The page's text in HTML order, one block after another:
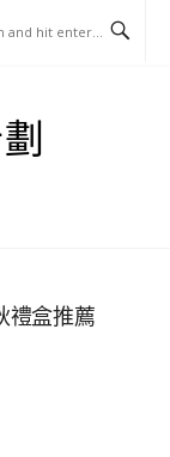
禮盒推薦